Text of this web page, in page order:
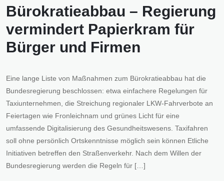
Bürokratieabbau – Regierung
vermindert Papierkram für
Bürger und Firmen
Eine lange Liste von Maßnahmen zum Bürokratieabbau hat die
Bundesregierung beschlossen: etwa einfachere Regelungen für
Taxiunternehmen, die Streichung regionaler LKW-Fahrverbote an
Feiertagen wie Fronleichnam und grünes Licht für eine
umfassende Digitalisierung des Gesundheitswesens. Taxifahren
soll ohne persönlich Ortskenntnisse möglich sein können Etliche
Initiativen betreffen den Straßenverkehr. Nach dem Willen der
Bundesregierung werden die Regeln für […]